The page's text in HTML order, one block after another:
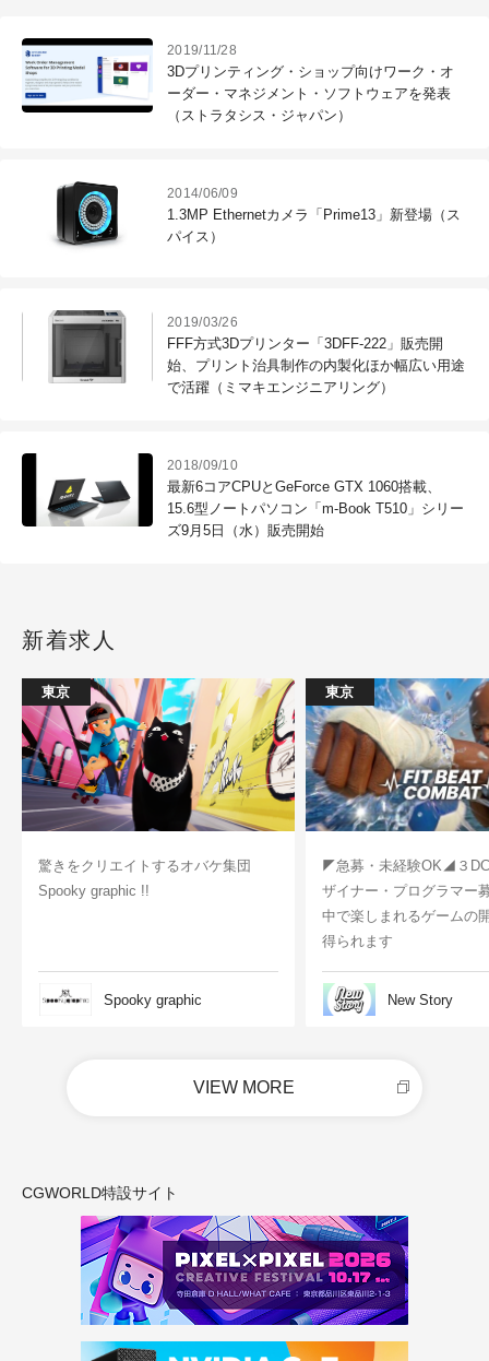
2019/11/28
3Dプリンティング・ショップ向けワーク・オ
ーダー・マネジメント・ソフトウェアを発表
（ストラタシス・ジャパン）
2014/06/09
1.3MP Ethernetカメラ「Prime13」新登場（ス
パイス）
2019/03/26
FFF方式3Dプリンター「3DFF-222」販売開
始、プリント治具制作の内製化ほか幅広い用途
で活躍（ミマキエンジニアリング）
2018/09/10
最新6コアCPUとGeForce GTX 1060搭載、
15.6型ノートパソコン「m-Book T510」シリー
ズ9月5日（水）販売開始
新着求人
東京
驚きをクリエイトするオバケ集団
Spooky graphic !!
Spooky graphic
東京
◤急募・未経験OK◢３
ザイナー・プログラマー
中で楽しまれるゲームの
得られます
New Story
VIEW MORE
CGWORLD特設サイト